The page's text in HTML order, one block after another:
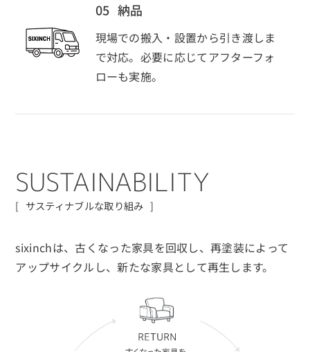
05 納品
現場での搬入・設置から引き渡しま
で対応。必要に応じてアフターフォ
ローも実施。
SUSTAINABILITY
サスティナブルな取り組み
sixinchは、古くなった家具を回収し、再塗装によって
アップサイクルし、新たな家具として再生します。